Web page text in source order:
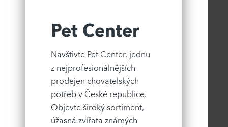
Pet Center
Navštivte Pet Center, jednu
z nejprofesionálnějších
prodejen chovatelských
potřeb v České republice.
Objevte široký sortiment,
úžasná zvířata známých